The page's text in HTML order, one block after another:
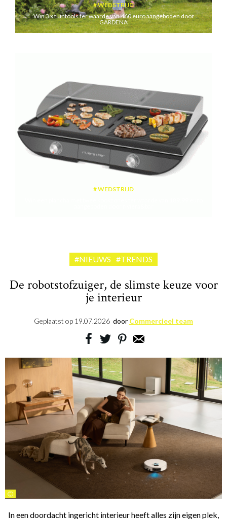
WEDSTRIJD
Win 3 x tuintools ter waarde van 460 euro aangeboden door
GARDENA
WEDSTRIJD
#NIEUWS #TRENDS
De robotstofzuiger, de slimste keuze voor
je interieur
Geplaatst op 19.07.2026 door Commercieel team
©
In een doordacht ingericht interieur heeft alles zijn eigen plek,